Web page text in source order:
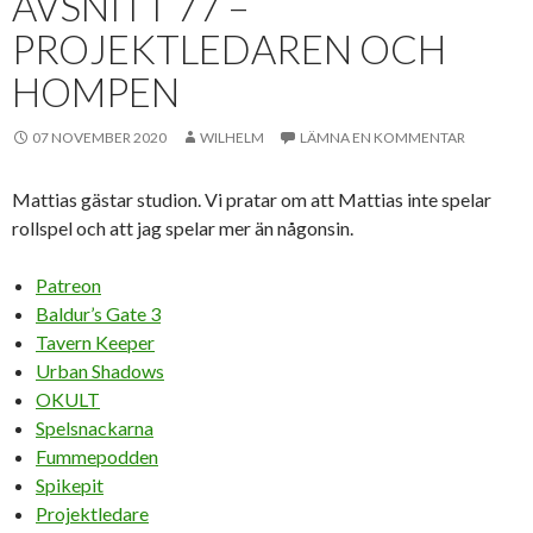
PROJEKTLEDAREN OCH
HOMPEN
07 NOVEMBER 2020 WILHELM LÄMNA EN KOMMENTAR
Mattias gästar studion. Vi pratar om att Mattias inte spelar
rollspel och att jag spelar mer än någonsin.
Patreon
Baldur’s Gate 3
Tavern Keeper
Urban Shadows
OKULT
Spelsnackarna
Fummepodden
Spikepit
Projektledare